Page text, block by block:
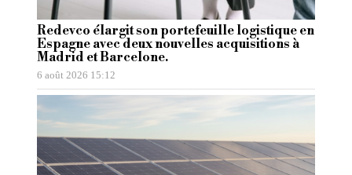
Redevco élargit son portefeuille logistique en
Espagne avec deux nouvelles acquisitions à
Madrid et Barcelone.
6 août 2026 15:12